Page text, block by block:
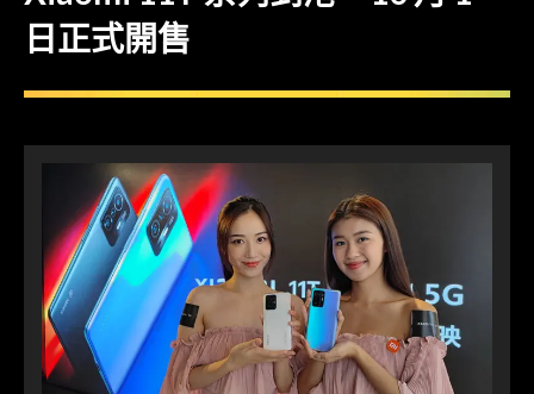
日正式開售